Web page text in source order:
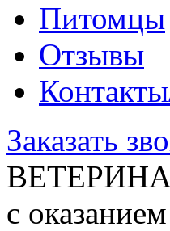
Питомцы
Отзывы
Заказать
с